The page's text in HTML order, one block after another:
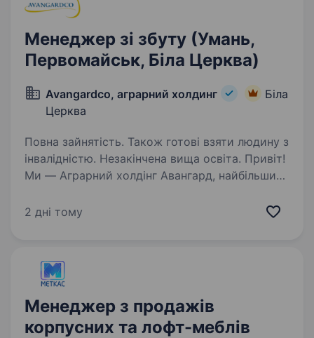
Менеджер зі збуту (Умань,
Первомайськ, Біла Церква)
Avangardco, аграрний холдинг
Біла
Церква
Повна зайнятість. Також готові взяти людину з
інвалідністю. Незакінчена вища освіта. Привіт!
Ми — Аграрний холдінг Авангард, найбільший
стандарти якості у виробництві яєць і яєчних
стабільні…
2 дні тому
Менеджер з продажів
корпусних та лофт-меблів